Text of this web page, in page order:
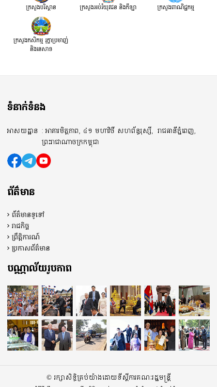
ក្រសួងបរិស្ថាន ក្រសួងអប់រំយុវជន និងកីឡា ក្រសួងពាណិជ្ជកម្ម
ក្រសួងកសិកម្ម រុក្ខាប្រមាញ់
និងនេសាទ
ទំនាក់ទំនង
អាសយដ្ឋាន : អាគារមិត្តភាព, ៤១ មហាវិថី សហព័ន្ធរុស្សី, រាជធានីភ្នំពេញ,
ព្រះរាជាណាចក្រកម្ពុជា
ព័ត៌មាន
ព័ត៌មានទូទៅ
រាជកិច្ច
ព្រឹត្តិការណ៍
ប្រកាសព័ត៌មាន
បណ្ណាល័យរូបភាព
© រក្សាសិទ្ធិគ្រប់យ៉ាងដោយទីស្តីការគណៈរដ្ឋមន្ត្រី